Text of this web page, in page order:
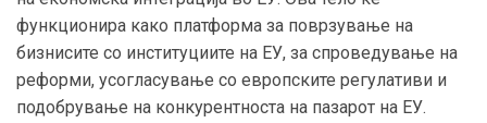
функционира како платформа за поврзување на
бизнисите со институциите на ЕУ, за спроведување на
реформи, усогласување со европските регулативи и
подобрување на конкурентноста на пазарот на ЕУ.